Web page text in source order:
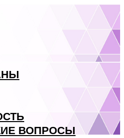
ВОПРОСЫ